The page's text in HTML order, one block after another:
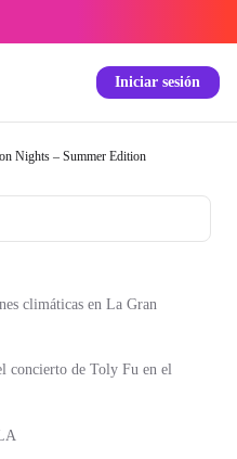
Iniciar sesión
Nights – Summer Edition
climáticas en La Gran
concierto de Toly Fu en el